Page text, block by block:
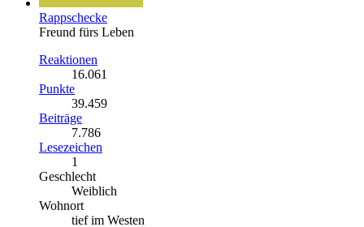
Rappschecke
Freund fürs Leben
Reaktionen
16.061
Punkte
39.459
Beiträge
7.786
Lesezeichen
1
Geschlecht
Weiblich
Wohnort
tief im Westen